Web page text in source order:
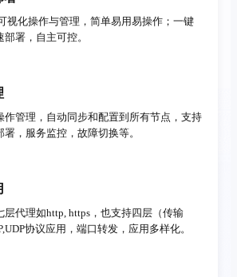
视化操作与管理，简单易用易操作；一键
署，自主可控。
作管理，自动同步和配置到所有节点，支持
署，服务监控，故障切换等。
层代理如http, https，也支持四层（传输
协议应用，端口转发，应用多样化。